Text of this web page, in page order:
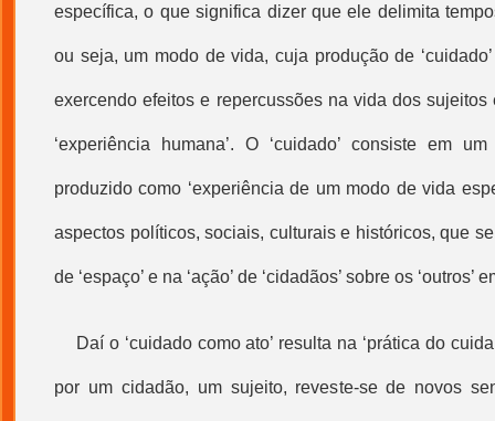
específica, o que significa dizer que ele delimita
ou seja, um modo de vida, cuja produção de
exercendo efeitos e repercussões na vida dos sujeitos
‘experiência humana’. O ‘cuidado’ consiste em
produzido como ‘experiência de um modo de vida
aspectos políticos, sociais, culturais e históricos, que se
de ‘espaço’ e na ‘ação’ de ‘cidadãos’ sobre os
Daí o ‘cuidado como ato’ resulta na ‘prática do
por um cidadão, um sujeito, reveste-se de novos